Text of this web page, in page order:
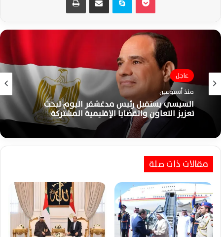
عاجل
منذ أسبوعين
تعزيز التعاون والقضايا الإقليمية المشتركة
عاجل
منذ أسبوعين
اعتبارًا من اليوم الثلاثاء.. قانون إعادة تنظيم جهاز
مستقبل مصر يدخل حيز التنفيذ رسميًا
مقالات ذات صلة